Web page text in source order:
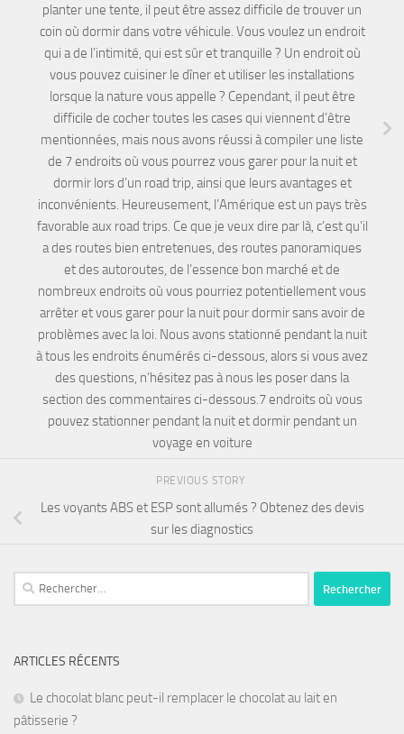
planter une tente, il peut être assez difficile de trouver un
coin où dormir dans votre véhicule. Vous voulez un endroit
qui a de l’intimité, qui est sûr et tranquille ? Un endroit où
vous pouvez cuisiner le dîner et utiliser les installations
lorsque la nature vous appelle ? Cependant, il peut être
difficile de cocher toutes les cases qui viennent d’être
mentionnées, mais nous avons réussi à compiler une liste
de 7 endroits où vous pourrez vous garer pour la nuit et
dormir lors d’un road trip, ainsi que leurs avantages et
inconvénients. Heureusement, l’Amérique est un pays très
favorable aux road trips. Ce que je veux dire par là, c’est qu’il
a des routes bien entretenues, des routes panoramiques
et des autoroutes, de l’essence bon marché et de
nombreux endroits où vous pourriez potentiellement vous
arrêter et vous garer pour la nuit pour dormir sans avoir de
problèmes avec la loi. Nous avons stationné pendant la nuit
à tous les endroits énumérés ci-dessous, alors si vous avez
des questions, n’hésitez pas à nous les poser dans la
section des commentaires ci-dessous.7 endroits où vous
pouvez stationner pendant la nuit et dormir pendant un
voyage en voiture
PREVIOUS STORY
Les voyants ABS et ESP sont allumés ? Obtenez des devis
sur les diagnostics
ARTICLES RÉCENTS
Le chocolat blanc peut-il remplacer le chocolat au lait en
pâtisserie ?